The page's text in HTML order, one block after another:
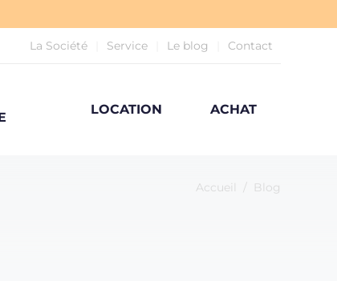
La Société Service Le blog Contact
LOCATION ACHAT
Accueil / Blog